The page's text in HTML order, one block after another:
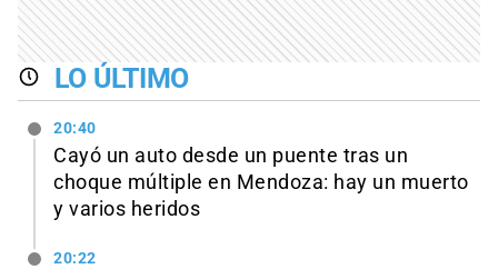
LO ÚLTIMO
20:40
Cayó un auto desde un puente tras un
choque múltiple en Mendoza: hay un muerto
y varios heridos
20:22